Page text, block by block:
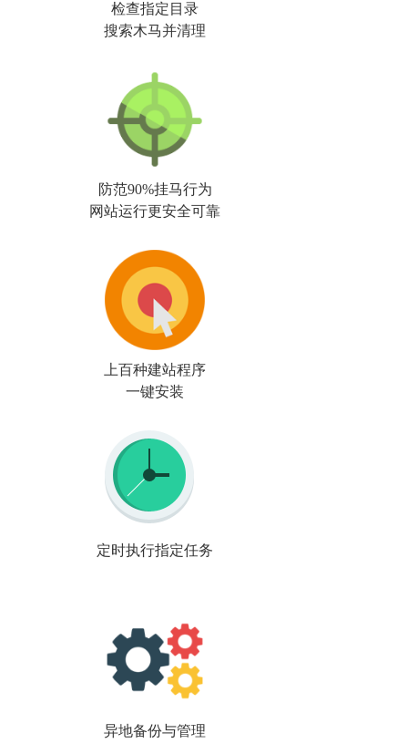
检查指定目录
搜索木马并清理
防范90%挂马行为
网站运行更安全可靠
上百种建站程序
一键安装
定时执行指定任务
异地备份与管理